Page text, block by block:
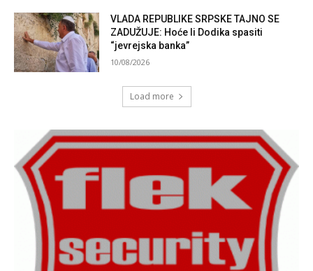
VLADA REPUBLIKE SRPSKE TAJNO SE
ZADUŽUJE: Hoće li Dodika spasiti
“jevrejska banka”
10/08/2026
Load more